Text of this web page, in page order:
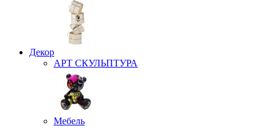
Декор
АРТ СКУЛЬПТУРА
Мебель